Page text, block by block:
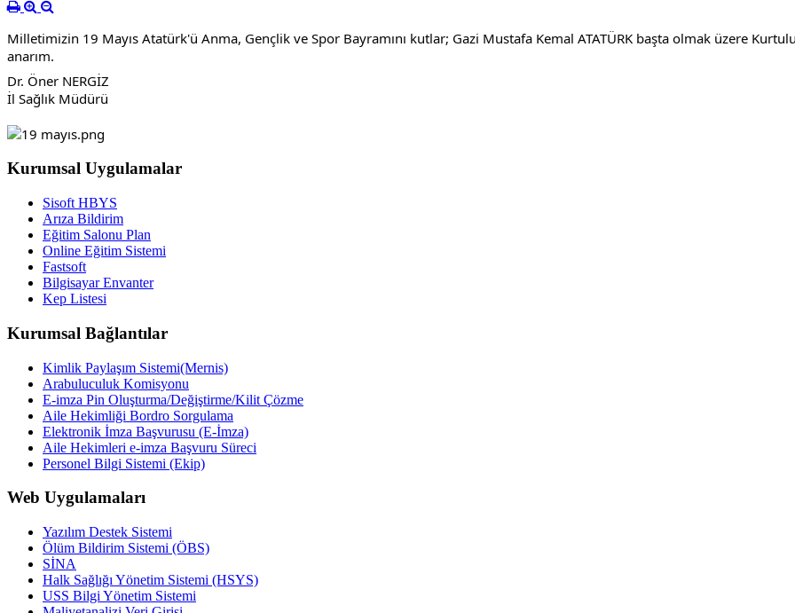
Milletimizin 19 Mayıs Atatürk'ü Anma, Gençlik ve Spor Bayramını kutlar; Gazi Mustafa Kemal ATATÜRK başta olmak üzere
anarım.
Dr. Öner NERGİZ
İl Sağlık Müdürü
Kurumsal Uygulamalar
Sisoft HBYS
Arıza Bildirim
Eğitim Salonu Plan
Online Eğitim Sistemi
Fastsoft
Bilgisayar Envanter
Kep Listesi
Kurumsal Bağlantılar
Kimlik Paylaşım Sistemi(Mernis)
Arabuluculuk Komisyonu
E-imza Pin Oluşturma/Değiştirme/Kilit Çözme
Aile Hekimliği Bordro Sorgulama
Elektronik İmza Başvurusu (E-İmza)
Aile Hekimleri e-imza Başvuru Süreci
Personel Bilgi Sistemi (Ekip)
Web Uygulamaları
Yazılım Destek Sistemi
Ölüm Bildirim Sistemi (ÖBS)
SİNA
Halk Sağlığı Yönetim Sistemi (HSYS)
USS Bilgi Yönetim Sistemi